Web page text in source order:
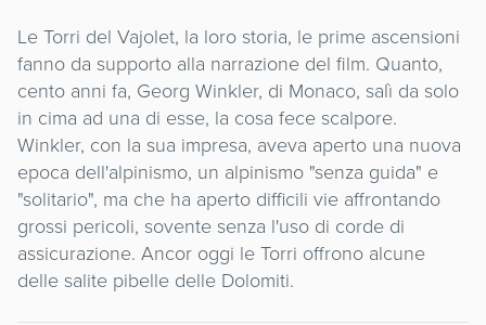
Le Torri del Vajolet, la loro storia, le prime ascensioni
fanno da supporto alla narrazione del film. Quanto,
cento anni fa, Georg Winkler, di Monaco, salì da solo
in cima ad una di esse, la cosa fece scalpore.
Winkler, con la sua impresa, aveva aperto una nuova
epoca dell'alpinismo, un alpinismo "senza guida" e
"solitario", ma che ha aperto difficili vie affrontando
grossi pericoli, sovente senza l'uso di corde di
assicurazione. Ancor oggi le Torri offrono alcune
delle salite pibelle delle Dolomiti.